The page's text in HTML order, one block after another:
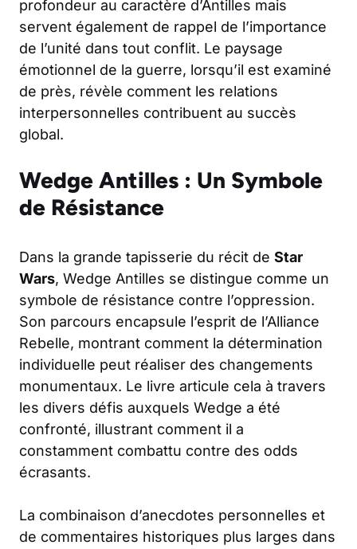
profondeur au caractère d’Antilles mais
servent également de rappel de l’importance
de l’unité dans tout conflit. Le paysage
émotionnel de la guerre, lorsqu’il est examiné
de près, révèle comment les relations
interpersonnelles contribuent au succès
global.
Wedge Antilles : Un Symbole
de Résistance
Dans la grande tapisserie du récit de Star
Wars, Wedge Antilles se distingue comme un
symbole de résistance contre l’oppression.
Son parcours encapsule l’esprit de l’Alliance
Rebelle, montrant comment la détermination
individuelle peut réaliser des changements
monumentaux. Le livre articule cela à travers
les divers défis auxquels Wedge a été
confronté, illustrant comment il a
constamment combattu contre des odds
écrasants.
La combinaison d’anecdotes personnelles et
de commentaires historiques plus larges dans